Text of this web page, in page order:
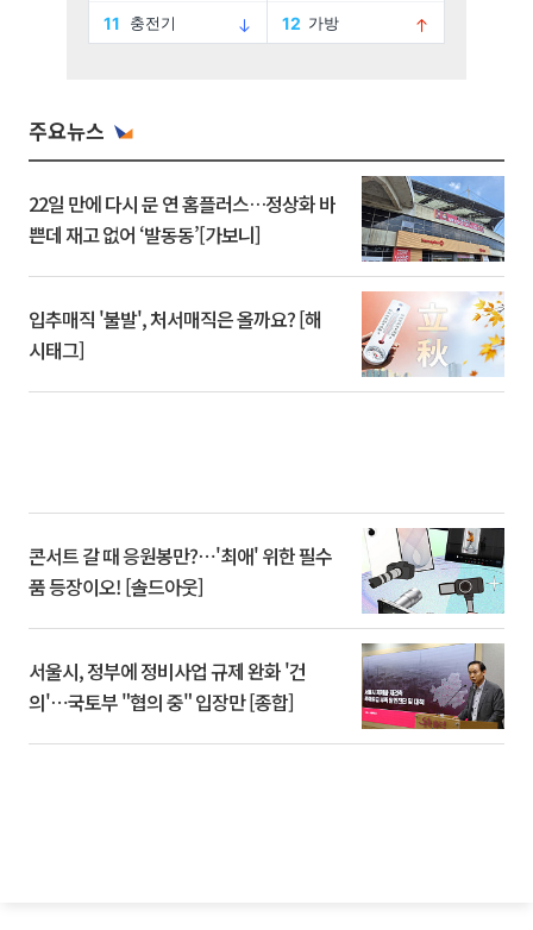
주요뉴스
22일 만에 다시 문 연 홈플러스…정상화 바
쁜데 재고 없어 ‘발동동’[가보니]
입추매직 '불발', 처서매직은 올까요? [해
시태그]
콘서트 갈 때 응원봉만?⋯'최애' 위한 필수
품 등장이오! [솔드아웃]
서울시, 정부에 정비사업 규제 완화 '건
의'⋯국토부 "협의 중" 입장만 [종합]